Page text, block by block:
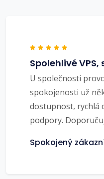
Spolehlivé
U společnosti
spokojenosti už
dostupnost, rychlá
podpory.
Spokojený